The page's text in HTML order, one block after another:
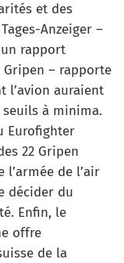
et des
Anzeiger –
rapport
– rapporte
l’avion auraient
seuils à minima.
Eurofighter
22 Gripen
de l’air
décider du
Enfin, le
offre
de la